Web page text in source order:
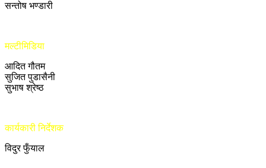
सन्तोष भण्डारी
मल्टीमिडिया
आदित गौतम
सुजित पुडासैनी
सुभाष श्रेष्ठ
कार्यकारी निर्देशक
विदुर फुँयाल